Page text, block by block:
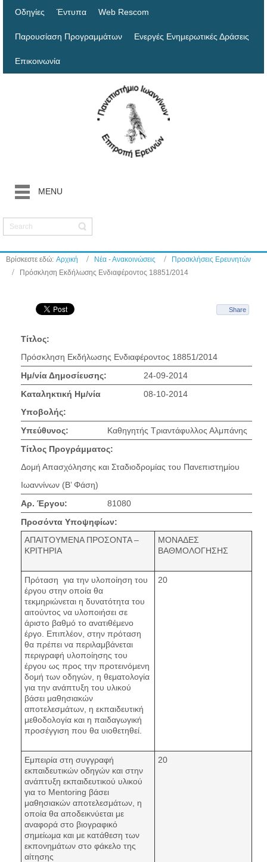
Οδηγίες Έντυπα Web Rescom
Παρουσίαση Προγραμμάτων Ενεργές Ενημερωτικές Δράσεις
Επικοινωνία
MENU
Βρίσκεστε εδώ: Αρχική Νέα - Ανακοινώσεις
Προσκλήσεις Ερευνητών
Πρόσκληση Εκδήλωσης Ενδιαφέροντος 18851/2014
Share
Τίτλος:
Πρόσκληση Εκδήλωσης Ενδιαφέροντος 18851/2014
Ημ/νία Δημοσίευσης:
24-09-2014
Καταληκτική Ημ/νία
Υποβολής:
08-10-2014
Υπεύθυνος:
Καθηγητής Τριαντάφυλλος Αλμπάνης
Τίτλος Προγράμματος:
Δομή Απασχόλησης και Σταδιοδρομίας του Πανεπιστημίου
Ιωαννίνων (Β’ Φάση)
Αρ. Έργου:
81080
Προσόντα Υποψηφίων:
ΑΠΑΙΤΟΥΜΕΝΑ ΠΡΟΣΟΝΤΑ –
ΚΡΙΤΗΡΙΑ
ΜΟΝΑΔΕΣ
ΒΑΘΜΟΛΟΓΗΣΗΣ
Πρόταση για την υλοποίηση του
έργου στην οποία θα
τεκμηριώνεται η δυνατότητα του
αιτούντος να υλοποιήσει σε
άριστο βαθμό το ανατιθέμενο
έργο. Επιπλέον, στην πρόταση
θα πρέπει να περιλαμβάνεται
περιγραφή υλοποίησης του
έργου ως προς την προτεινόμενη
δομή των οδηγών, η θεματολογία
για την ανάπτυξη του υλικού
βάσει μαθησιακών
αποτελεσμάτων, η εκπαιδευτική
μεθοδολογία και η παιδαγωγική
προσέγγιση που θα υιοθετηθεί.
20
Εμπειρία στη συγγραφή
εκπαιδευτικών οδηγών και στην
ανάπτυξη εκπαιδευτικού υλικού
για το Mentoring βάσει
μαθησιακών αποτελεσμάτων, η
οποία θα αποδεικνύεται με
αναφορά στο βιογραφικό
σημείωμα και με κατάθεση των
εκπονημάτων στο φάκελο της
αίτησης
20